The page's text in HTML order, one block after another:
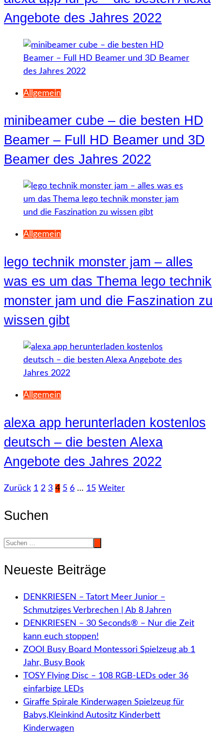
Angebote des Jahres 2022
Allgemein
minibeamer cube – die besten HD
Beamer – Full HD Beamer und 3D
Beamer des Jahres 2022
Allgemein
lego technik monster jam – alles
was es um das Thema lego technik
monster jam und die Faszination zu
wissen gibt
Allgemein
alexa app herunterladen kostenlos
deutsch – die besten Alexa
Angebote des Jahres 2022
Seitennummerierung
der
Zurück 1 2 3 4 5 6 … 15 Weiter
Suchen
Neueste Beiträge
DENKRIESEN – Tatort Meer Junior –
Schmutziges Verbrechen | Ab 8 Jahren
DENKRIESEN – 30 Seconds® – Nur die Zeit
kann euch stoppen!
ZOOI Busy Board Montessori Spielzeug ab 1
Jahr, Busy Book
TOSY Flying Disc – 108 RGB-LEDs oder 36
einfarbige LEDs
Giraffe Spirale Kinderwagen Spielzeug für
Babys,Kleinkind Autositz Kinderbett
Kinderwagen